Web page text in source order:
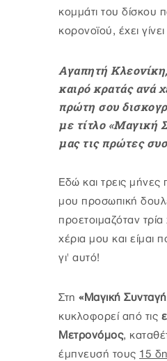
κομμάτι του δίσκου
κορονοϊού, έχει
Αγαπητή
καιρό κρατάς ανά
πρώτη σου
με τίτλο «Μαγική
μας τις πρώτες
Εδώ και τρεις
μου προσωπική
προετοιμαζόταν τρία
χέρια μου και είμαι
γι' αυτό!
Στη «Μαγική
κυκλοφορεί από τις
Μετρονόμος,
έμπνευσή τους 15